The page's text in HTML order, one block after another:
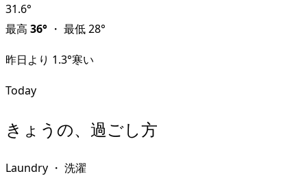
31.6°
最高 36° ・ 最低28°
昨日より 1.3°寒い
Today
きょうの、過ごし方
Laundry ・ 洗濯